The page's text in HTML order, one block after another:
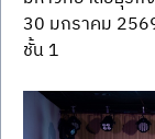
30 มกราคม
ชั้น 1